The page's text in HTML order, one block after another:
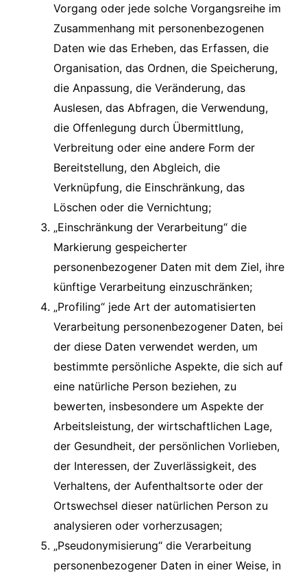
Vorgang oder jede solche Vorgangsreihe im
Zusammenhang mit personenbezogenen
Daten wie das Erheben, das Erfassen, die
Organisation, das Ordnen, die Speicherung,
die Anpassung, die Veränderung, das
Auslesen, das Abfragen, die Verwendung,
die Offenlegung durch Übermittlung,
Verbreitung oder eine andere Form der
Bereitstellung, den Abgleich, die
Verknüpfung, die Einschränkung, das
Löschen oder die Vernichtung;
„Einschränkung der Verarbeitung“ die
Markierung gespeicherter
personenbezogener Daten mit dem Ziel, ihre
künftige Verarbeitung einzuschränken;
„Profiling“ jede Art der automatisierten
Verarbeitung personenbezogener Daten, bei
der diese Daten verwendet werden, um
bestimmte persönliche Aspekte, die sich auf
eine natürliche Person beziehen, zu
bewerten, insbesondere um Aspekte der
Arbeitsleistung, der wirtschaftlichen Lage,
der Gesundheit, der persönlichen Vorlieben,
der Interessen, der Zuverlässigkeit, des
Verhaltens, der Aufenthaltsorte oder der
Ortswechsel dieser natürlichen Person zu
analysieren oder vorherzusagen;
„Pseudonymisierung“ die Verarbeitung
personenbezogener Daten in einer Weise, in